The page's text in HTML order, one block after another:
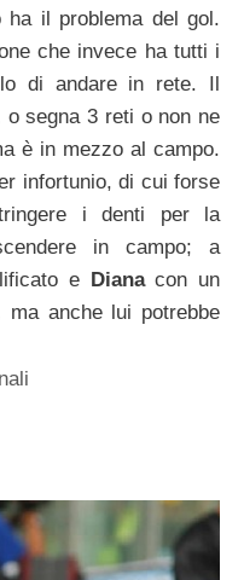
ha il problema del gol.
che invece ha tutti i
di andare in rete. Il
o segna 3 reti o non ne
è in mezzo al campo.
infortunio, di cui forse
i denti per la
in campo; a
e Dianacon un
ma anche lui potrebbe